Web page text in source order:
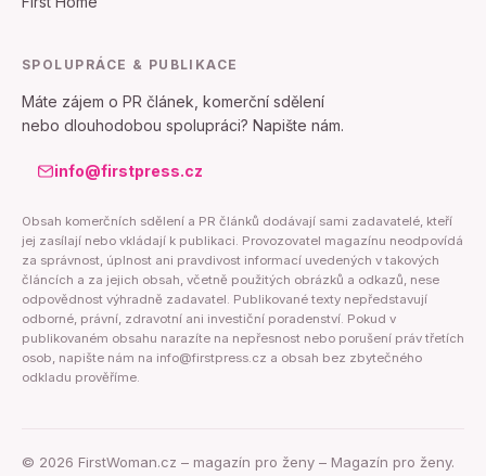
SPOLUPRÁCE & PUBLIKACE
Máte zájem o PR článek, komerční sdělení
nebo dlouhodobou spolupráci? Napište nám.
info@firstpress.cz
Obsah komerčních sdělení a PR článků dodávají sami zadavatelé, kteří
jej zasílají nebo vkládají k publikaci. Provozovatel magazínu neodpovídá
za správnost, úplnost ani pravdivost informací uvedených v takových
článcích a za jejich obsah, včetně použitých obrázků a odkazů, nese
odpovědnost výhradně zadavatel. Publikované texty nepředstavují
odborné, právní, zdravotní ani investiční poradenství. Pokud v
publikovaném obsahu narazíte na nepřesnost nebo porušení práv třetích
osob, napište nám na info@firstpress.cz a obsah bez zbytečného
odkladu prověříme.
© 2026 FirstWoman.cz – magazín pro ženy – Magazín pro ženy.